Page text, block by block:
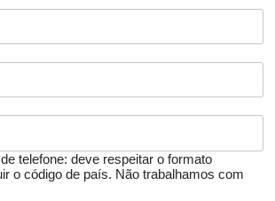
telefone: deve respeitar o formato
o código de país. Não trabalhamos com